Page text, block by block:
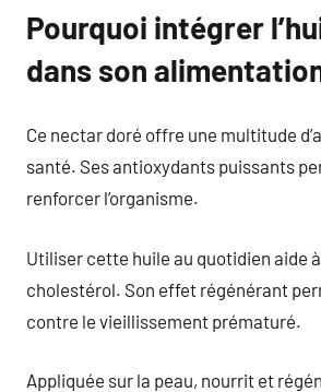
Pourquoi intégrer
dans son
Ce nectar doré offre une multitude
santé. Ses antioxydants puissants
renforcer l’organisme.
Utiliser cette huile au quotidien aide
cholestérol. Son effet régénérant
contre le vieillissement prématuré.
Appliquée sur la peau, nourrit et